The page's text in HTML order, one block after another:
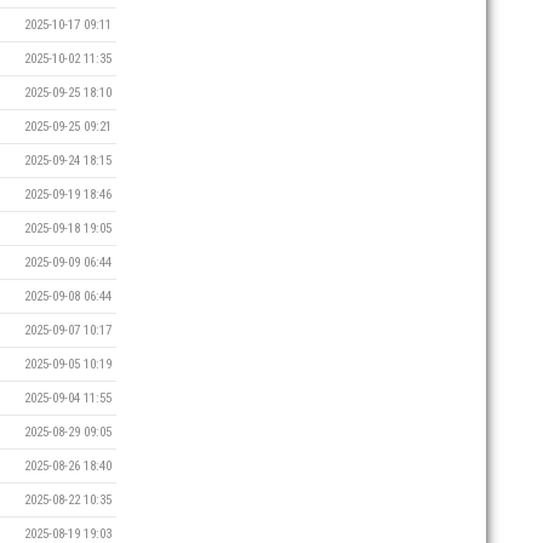
2025-10-17 09:11
2025-10-02 11:35
2025-09-25 18:10
2025-09-25 09:21
2025-09-24 18:15
2025-09-19 18:46
2025-09-18 19:05
2025-09-09 06:44
2025-09-08 06:44
2025-09-07 10:17
2025-09-05 10:19
2025-09-04 11:55
2025-08-29 09:05
2025-08-26 18:40
2025-08-22 10:35
2025-08-19 19:03